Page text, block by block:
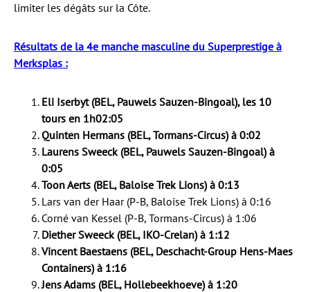
limiter les dégâts sur la Côte.
Résultats de la 4e manche masculine du Superprestige à
Merksplas :
Eli Iserbyt (BEL, Pauwels Sauzen-Bingoal), les 10
tours en 1h02:05
Quinten Hermans (BEL, Tormans-Circus) à 0:02
Laurens Sweeck (BEL, Pauwels Sauzen-Bingoal) à
0:05
Toon Aerts (BEL, Baloise Trek Lions) à 0:13
Lars van der Haar (P-B, Baloise Trek Lions) à 0:16
Corné van Kessel (P-B, Tormans-Circus) à 1:06
Diether Sweeck (BEL, IKO-Crelan) à 1:12
Vincent Baestaens (BEL, Deschacht-Group Hens-Maes
Containers) à 1:16
Jens Adams (BEL, Hollebeekhoeve) à 1:20